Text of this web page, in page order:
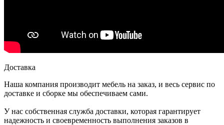
Доставка
Наша компания производит мебель на заказ, и весь сервис по
доставке и сборке мы обеспечиваем сами.
У нас собственная служба доставки, которая гарантирует
надежность и своевременность выполнения заказов в